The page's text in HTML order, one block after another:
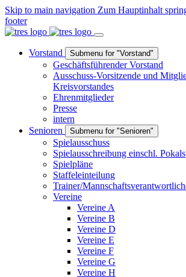
Skip to main navigation Zum Hauptinhalt
footer
Vorstand Submenu for "Vorstand"
Geschäftsführender Vorstand
Ausschuss-Vorsitzende und
Kreisvorstandes
Ehrenmitglieder
Presse
intern
Senioren
Submenu for "Senioren"
Spielausschuss
Spielausschreibung einschl.
Spielpläne
Staffeleinteilung
Trainer/
Vereine
Vereine A
Vereine B
Vereine D
Vereine E
Vereine F
Vereine G
Vereine H